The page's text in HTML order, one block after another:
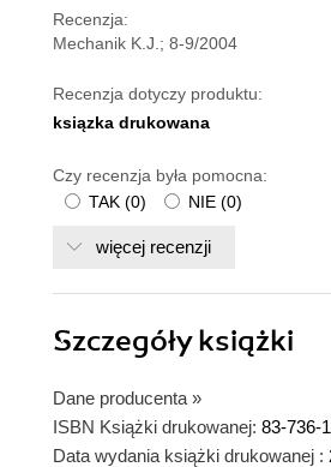
Recenzja:
Mechanik K.J.; 8-9/2004
Recenzja dotyczy produktu:
ksiązka drukowana
Czy recenzja była pomocna:
TAK (0) NIE (0)
więcej recenzji
Szczegółyksiążki
Dane producenta »
ISBN Książki drukowanej: 83-736-
Data wydania książki drukowanej :